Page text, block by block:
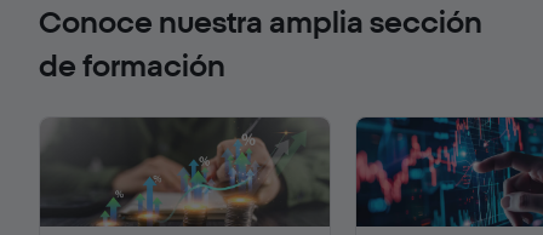
Conoce nuestra amplia sección
de formación